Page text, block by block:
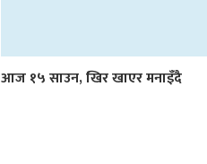
आज १५ साउन, खिर खाएर मनाइँदै